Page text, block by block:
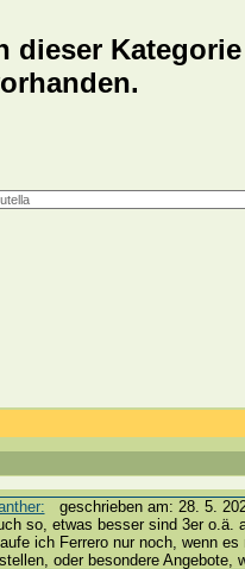
dieser
geschrieben am: 28. 5.
so, etwas besser sind 3er o.ä.
ich Ferrero nur noch, wenn
oder besondere Angebote,